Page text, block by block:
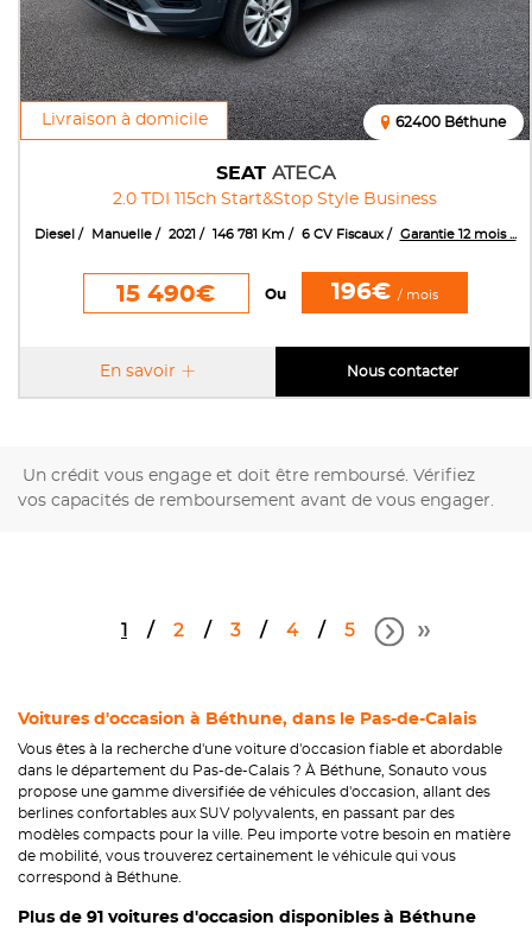
Livraison à domicile
SEAT ATECA
2.0 TDI 115ch Start&Stop Style Business
62400 Béthune
Diesel Manuelle 2021 146 781 Km 6 CV Fiscaux Garantie 12 mois ...
15 490€ Ou 196€ / mois
En savoir Nous contacter
Un crédit vous engage et doit être remboursé. Vérifiez
vos capacités de remboursement avant de vous engager.
2 3 4 5
Voitures d'occasion à Béthune, dans le Pas-de-Calais
Vous êtes à la recherche d'une voiture d'occasion fiable et abordable
dans le département du Pas-de-Calais ? À Béthune, Sonauto vous
propose une gamme diversifiée de véhicules d'occasion, allant des
berlines confortables aux SUV polyvalents, en passant par des
modèles compacts pour la ville. Peu importe votre besoin en matière
de mobilité, vous trouverez certainement le véhicule qui vous
correspond à Béthune.
Plus de 91 voitures d'occasion disponibles à Béthune